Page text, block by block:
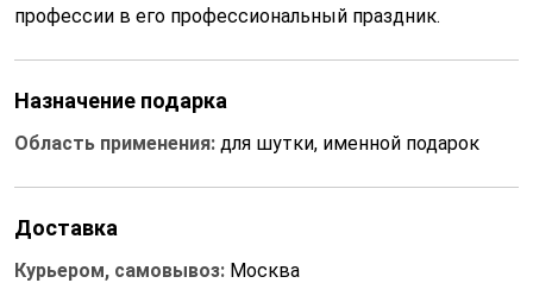
профессии в его профессиональный праздник.
Назначение подарка
Область применения: для шутки, именной подарок
Доставка
Курьером, самовывоз: Москва